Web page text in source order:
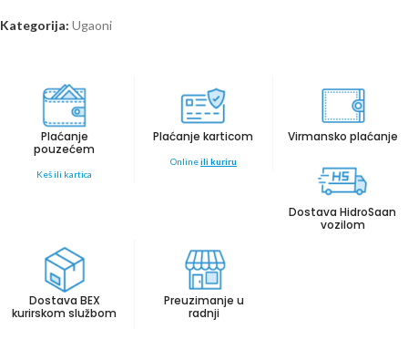
Kategorija: Ugaoni
Plaćanje
pouzećem
Keš ili kartica
Plaćanje karticom
Onlineili kuriru
Virmansko plaćanje
Dostava HidroSaan
vozilom
Dostava BEX
kurirskom službom
Preuzimanje u
radnji